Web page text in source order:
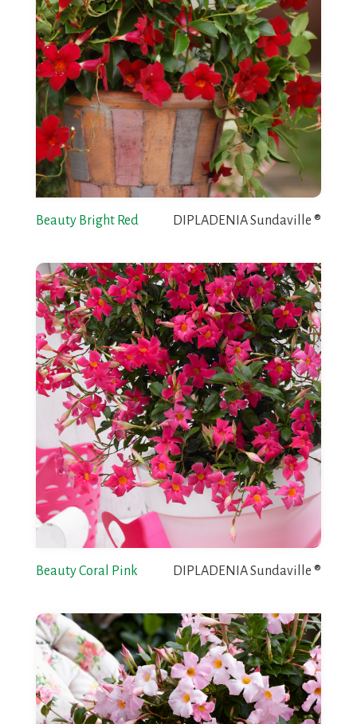
Beauty Bright Red DIPLADENIA Sundaville ®
Beauty Coral Pink DIPLADENIA Sundaville ®